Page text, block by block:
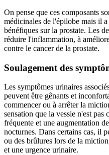
On pense que ces composants
médicinales de l'épilobe mais il
bénéfiques sur la prostate. Les
réduire l'inflammation, à
contre le cancer de la prostate.
Soulagement des
Les symptômes urinaires
peuvent être gênants et
commencer ou à arrêter la
sensation que la vessie n'est
fréquente et une augmentation
nocturnes. Dans certains cas, il
ou des brûlures lors de la
et une urgence urinaire.